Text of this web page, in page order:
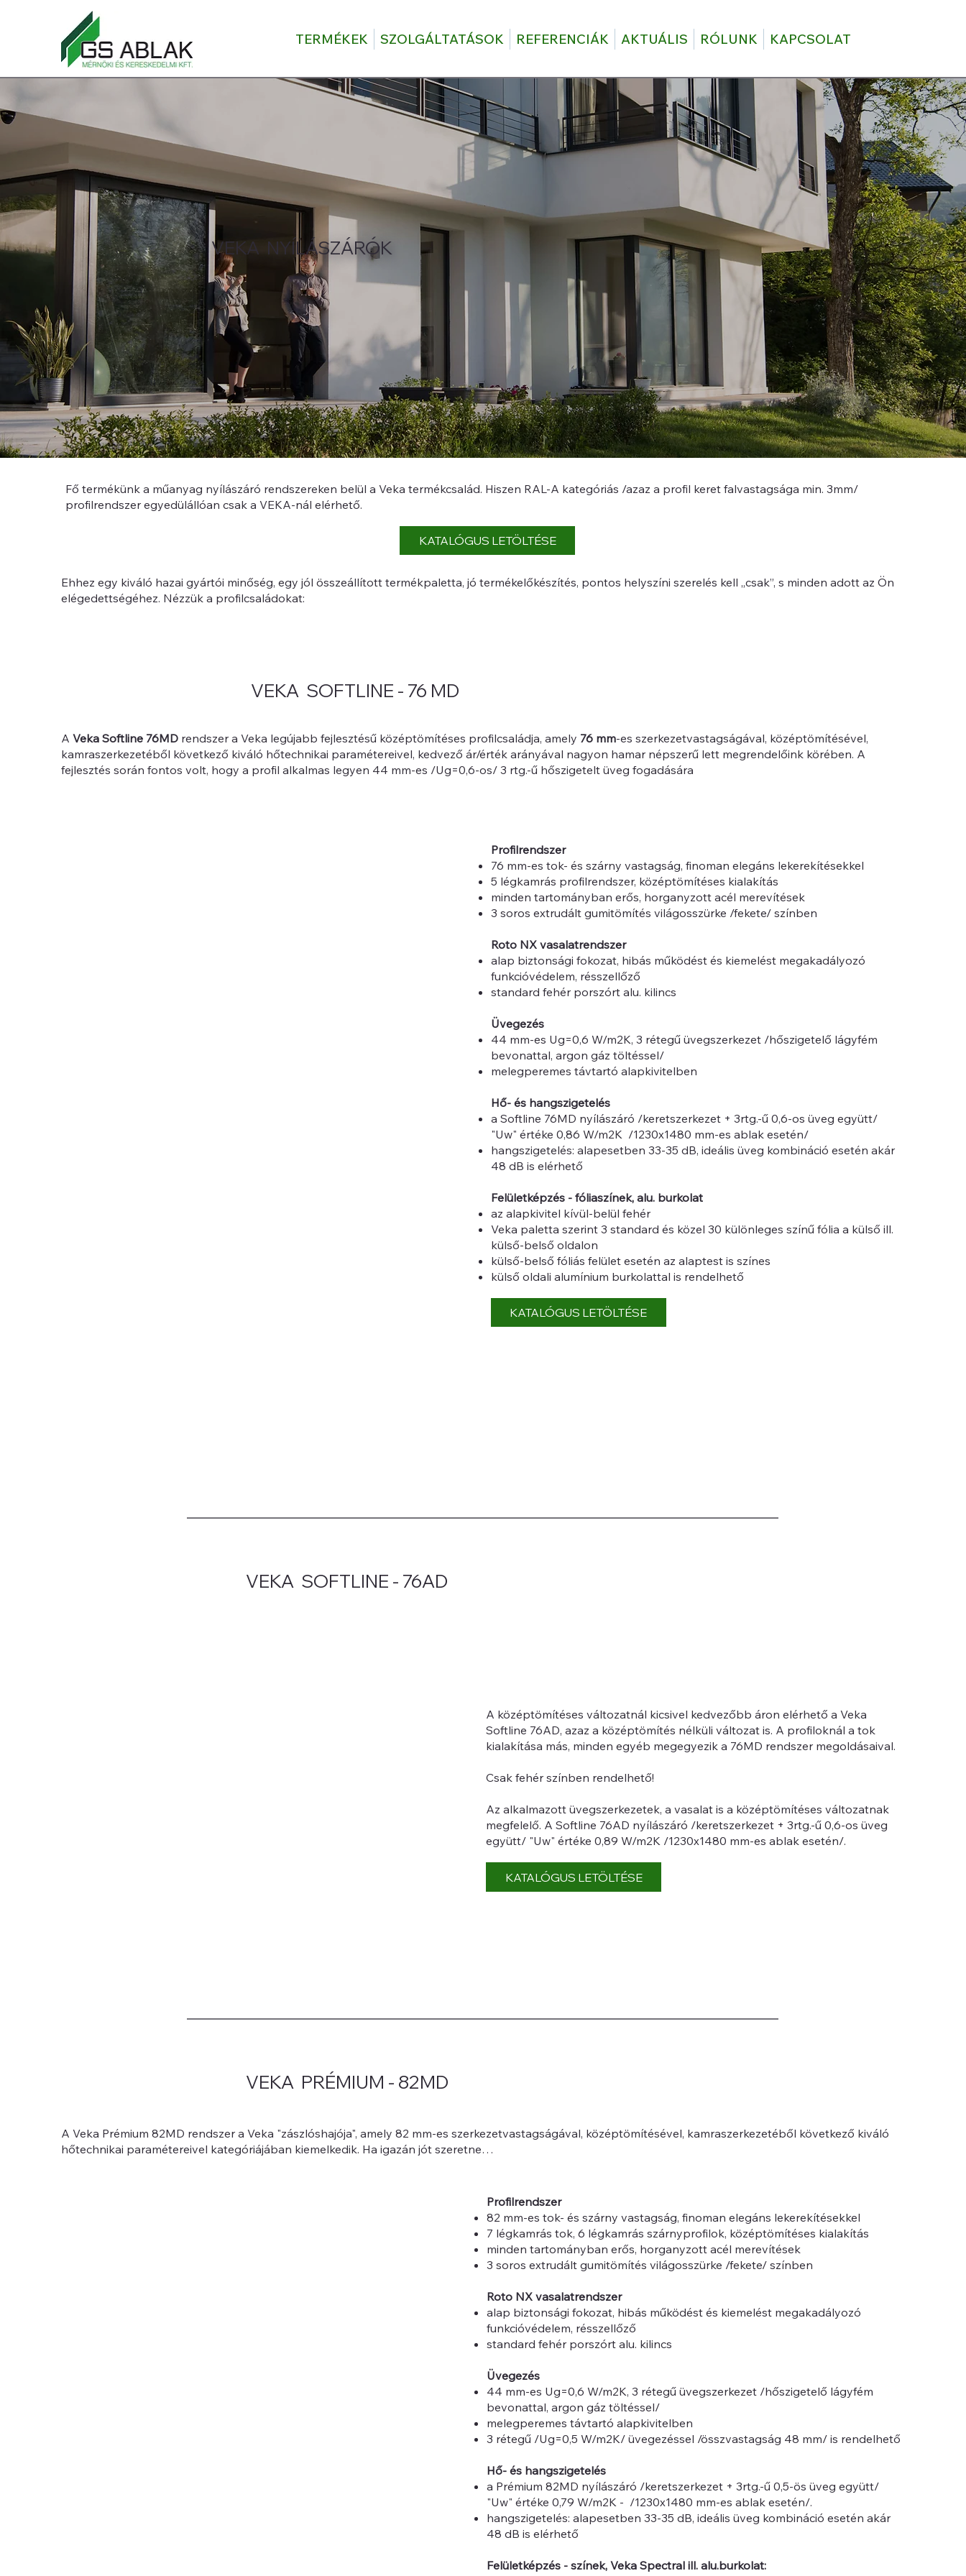
TERMÉKEK SZOLGÁLTATÁSOK REFERENCIÁK AKTUÁLIS RÓLUNK KAPCSOLAT
VEKA NYÍLÁSZÁRÓK
Fő termékünk a műanyag nyílászáró rendszereken belül a Veka termékcsalád. Hiszen RAL-A kategóriás /azaz a profil keret falvastagsága min. 3mm/
profilrendszer egyedülállóan csak a VEKA-nál elérhető.
KATALÓGUS LETÖLTÉSE
Ehhez egy kiváló hazai gyártói minőség, egy jól összeállított termékpaletta, jó termékelőkészítés, pontos helyszíni szerelés kell „csak”, s minden adott az Ön
elégedettségéhez. Nézzük a profilcsaládokat:
VEKA SOFTLINE - 76 MD
A Veka Softline 76MDrendszer a Veka legújabb fejlesztésű középtömítéses profilcsaládja, amely 76 mm-es szerkezetvastagságával, középtömítésével,
kamraszerkezetéből következő kiváló hőtechnikai paramétereivel, kedvező ár/érték arányával nagyon hamar népszerű lett megrendelőink körében. A
fejlesztés során fontos volt, hogy a profil alkalmas legyen 44 mm-es /Ug=0,6-os/ 3 rtg.-ű hőszigetelt üveg fogadására
Profilrendszer
76 mm-es tok- és szárny vastagság, finoman elegáns lekerekítésekkel
5 légkamrás profilrendszer, középtömítéses kialakítás
minden tartományban erős, horganyzott acél merevítések
3 soros extrudált gumitömítés világosszürke /fekete/ színben
Roto NX vasalatrendszer
alap biztonsági fokozat, hibás működést és kiemelést megakadályozó
funkcióvédelem, résszellőző
standard fehér porszórt alu. kilincs
Üvegezés
44 mm-es Ug=0,6 W/m2K, 3 rétegű üvegszerkezet /hőszigetelő lágyfém
bevonattal, argon gáz töltéssel/
melegperemes távtartó alapkivitelben
Hő- és hangszigetelés
a Softline 76MD nyílászáró /keretszerkezet + 3rtg.-ű 0,6-os üveg együtt/
"Uw" értéke 0,86 W/m2K /1230x1480 mm-es ablak esetén/
hangszigetelés: alapesetben 33-35 dB, ideális üveg kombináció esetén akár
48 dB is elérhető
Felületképzés - fóliaszínek, alu. burkolat
az alapkivitel kívül-belül fehér
Veka paletta szerint 3 standard és közel 30 különleges színű fólia a külső ill.
külső-belső oldalon
külső-belső fóliás felület esetén az alaptest is színes
külső oldali alumínium burkolattal is rendelhető
KATALÓGUS LETÖLTÉSE
VEKA SOFTLINE - 76AD
A középtömítéses változatnál kicsivel kedvezőbb áron elérhető a Veka
Softline 76AD, azaz a középtömítés nélküli változat is. A profiloknál a tok
kialakítása más, minden egyéb megegyezik a 76MD rendszer megoldásaival.
Csak fehér színben rendelhető!
Az alkalmazott üvegszerkezetek, a vasalat is a középtömítéses változatnak
megfelelő. A Softline 76AD nyílászáró /keretszerkezet + 3rtg.-ű 0,6-os üveg
együtt/ "Uw" értéke 0,89 W/m2K /1230x1480 mm-es ablak esetén/.
KATALÓGUS LETÖLTÉSE
VEKA PRÉMIUM - 82MD
A Veka Prémium 82MD rendszer a Veka "zászlóshajója", amely 82 mm-es szerkezetvastagságával, középtömítésével, kamraszerkezetéből következő kiváló
hőtechnikai paramétereivel kategóriájában kiemelkedik. Ha igazán jót szeretne…
Profilrendszer
82 mm-es tok- és szárny vastagság, finoman elegáns lekerekítésekkel
7 légkamrás tok, 6 légkamrás szárnyprofilok, középtömítéses kialakítás
minden tartományban erős, horganyzott acél merevítések
3 soros extrudált gumitömítés világosszürke /fekete/ színben
Roto NX vasalatrendszer
alap biztonsági fokozat, hibás működést és kiemelést megakadályozó
funkcióvédelem, résszellőző
standard fehér porszórt alu. kilincs
Üvegezés
44 mm-es Ug=0,6 W/m2K, 3 rétegű üvegszerkezet /hőszigetelő lágyfém
bevonattal, argon gáz töltéssel/
melegperemes távtartó alapkivitelben
3 rétegű /Ug=0,5 W/m2K/ üvegezéssel /összvastagság 48 mm/ is rendelhető
Hő- és hangszigetelés
a Prémium 82MD nyílászáró /keretszerkezet + 3rtg.-ű 0,5-ös üveg együtt/
"Uw" értéke 0,79 W/m2K - /1230x1480 mm-es ablak esetén/.
hangszigetelés: alapesetben 33-35 dB, ideális üveg kombináció esetén akár
48 dB is elérhető
Felületképzés - színek, Veka Spectral ill. alu.burkolat: